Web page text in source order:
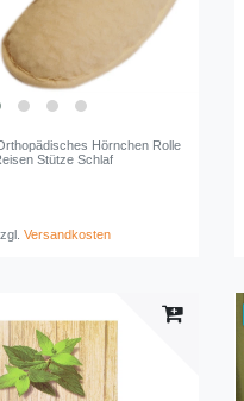
Hörnchen Rolle
Stütze Schlaf
Versandkosten